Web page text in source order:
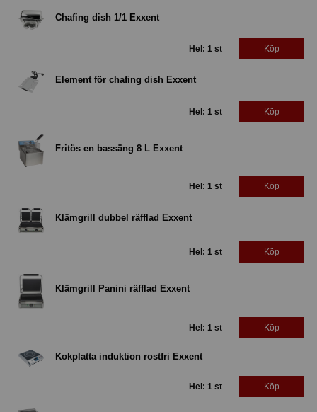
Chafing dish 1/1 Exxent
Hel: 1 st Köp
Element för chafing dish Exxent
Hel: 1 st Köp
Fritös en bassäng 8 L Exxent
Hel: 1 st Köp
Klämgrill dubbel räfflad Exxent
Hel: 1 st Köp
Klämgrill Panini räfflad Exxent
Hel: 1 st Köp
Kokplatta induktion rostfri Exxent
Hel: 1 st Köp